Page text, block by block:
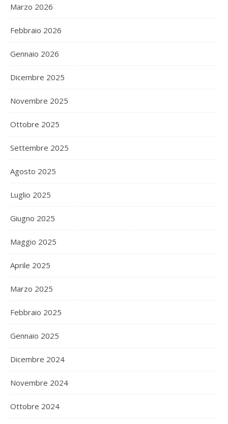
Marzo 2026
Febbraio 2026
Gennaio 2026
Dicembre 2025
Novembre 2025
Ottobre 2025
Settembre 2025
Agosto 2025
Luglio 2025
Giugno 2025
Maggio 2025
Aprile 2025
Marzo 2025
Febbraio 2025
Gennaio 2025
Dicembre 2024
Novembre 2024
Ottobre 2024